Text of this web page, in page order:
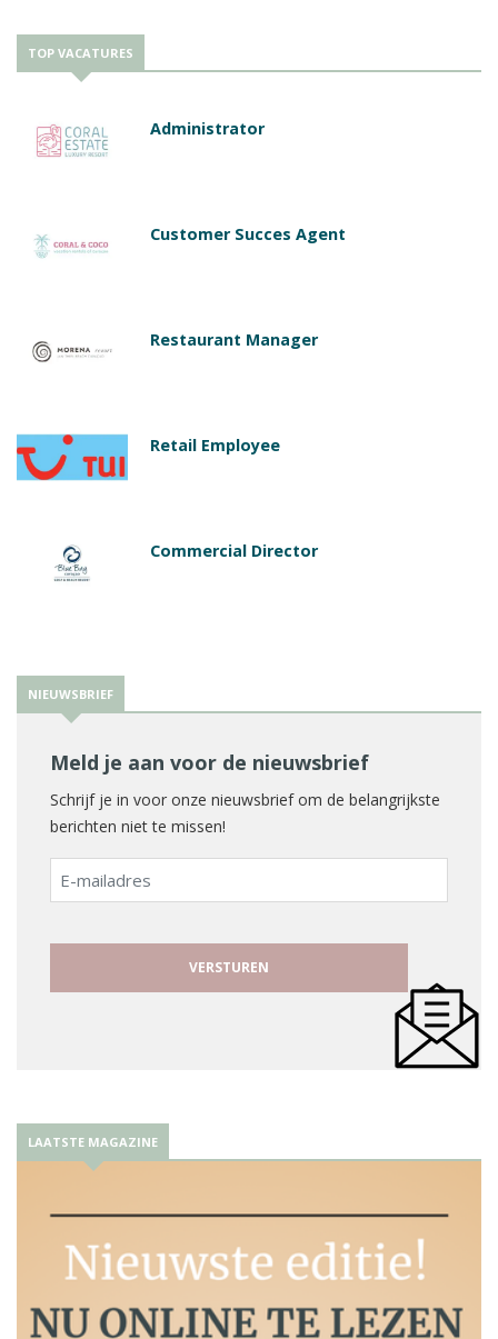
TOP VACATURES
Administrator
Customer Succes Agent
Restaurant Manager
Retail Employee
Commercial Director
NIEUWSBRIEF
Meld je aan voor de nieuwsbrief
Schrijf je in voor onze nieuwsbrief om de belangrijkste
berichten niet te missen!
E-
mailadres
LAATSTE MAGAZINE